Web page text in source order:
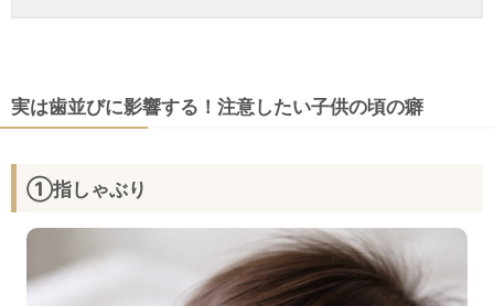
実は歯並びに影響する！注意したい子供の頃の癖
①指しゃぶり